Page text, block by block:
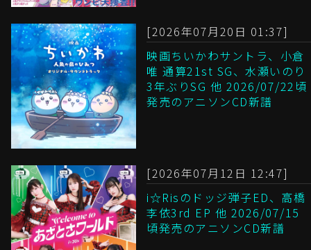
[2026年07月20日 01:37]
映画ちいかわサントラ、小倉
唯 通算21st SG、水瀬いのり
3年ぶりSG 他 2026/07/22頃
発売のアニソンCD新譜
[2026年07月12日 12:47]
i☆Risのドッジ弾子ED、高橋
李依3rd EP 他 2026/07/15
頃発売のアニソンCD新譜